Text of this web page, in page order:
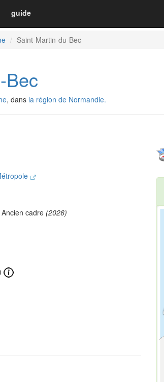
guide
Saint-Martin-du-Bec
Bec
, dans la région de Normandie.
cadre (2026)